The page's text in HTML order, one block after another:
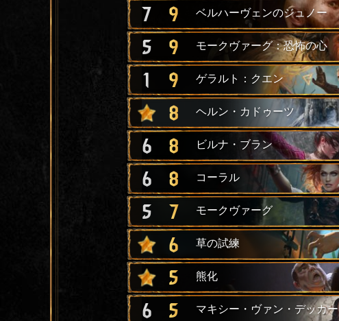
7 9 ベルハーヴェンのジュノー
5 9 モークヴァーグ：恐怖の心
1 9 ゲラルト：クエン
8 ヘルン・カドゥーツ
6 8 ビルナ・ブラン
6 8 コーラル
5 7 モークヴァーグ
6 草の試練
5 熊化
6 5 マキシー・ヴァン・デッカー